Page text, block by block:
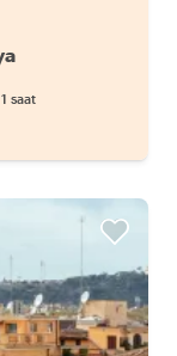
1 saat